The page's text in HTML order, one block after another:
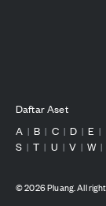
Daftar Aset
A | B | C | D | E |
S | T | U | V | W |
©2026Pluang. All